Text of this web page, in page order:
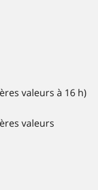
valeurs à 16 h)
valeurs